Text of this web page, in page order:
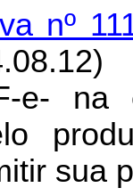
nº
e- na
sua